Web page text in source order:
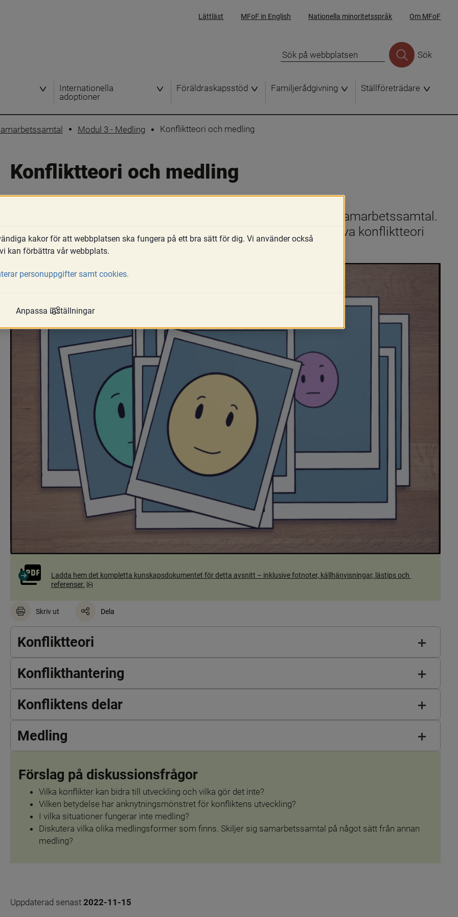
Lättläst MFoF in English Nationella minoritetsspråk Om MFoF
Sök
Internationella
adoptioner
Föräldraskapsstöd Familjerådgivning Ställföreträdare
Modul 3 - Medling Konfliktteori och medling
Konfliktteori och medling
Samhället hanterar konflikter på olika sätt såsom genom
domstolsavgöranden skiljedomsförfaranden, medling och samarbetssamtal.
I det här dokumentet kommer MFoF att övergripande beskriva konfliktteori
och medling.
Ladda hem det kompletta kunskapsdokumentet för detta avsnitt – inklusive fotnoter, källhänvisningar, lästips och
referenser.
pdf, 244.4 kB.
Skriv ut Dela
Konfliktteori
Konflikthantering
Konfliktens delar
Medling
Förslag på diskussionsfrågor
Vilka konflikter kan bidra till utveckling och vilka gör det inte?
Vilken betydelse har anknytningsmönstret för konfliktens utveckling?
I vilka situationer fungerar inte medling?
Diskutera vilka olika medlingsformer som finns. Skiljer sig samarbetssamtal på något sätt från annan
medling?
Uppdaterad senast 2022-11-15
kakor för att webbplatsen ska fungera på ett bra sätt för dig. Vi använder också
kan förbättra vår webbplats.
personuppgifter samt cookies.
Anpassa inställningar